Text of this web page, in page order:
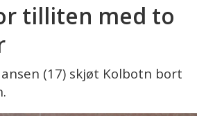
tilliten med to
(17) skjøt Kolbotn bort